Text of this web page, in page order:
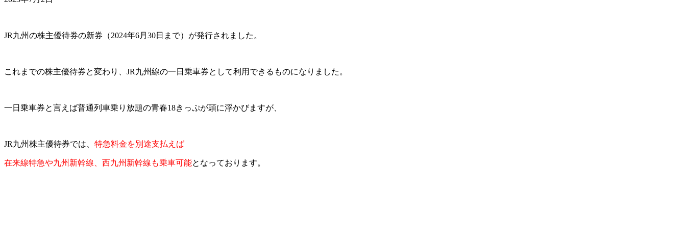
JR九州の株主優待券の新券（2024年6月30日まで）が発行されました。
これまでの株主優待券と変わり、JR九州線の一日乗車券として利用できるものになりました。
一日乗車券と言えば普通列車乗り放題の青春18きっぷが頭に浮かびますが、
JR九州株主優待券では、 特急料金を別途支払えば
在来線特急や九州新幹線、西九州新幹線も乗車可能となっております。